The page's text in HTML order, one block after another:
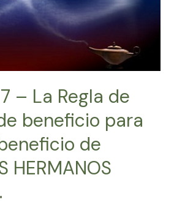
– La Regla de
beneficio para
de
HERMANOS